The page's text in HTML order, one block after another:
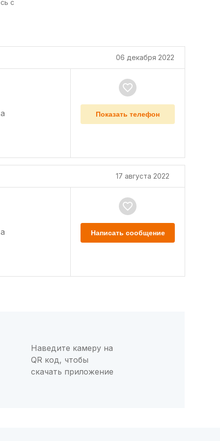
с
06 декабря 2022
Показать телефон
17 августа 2022
Написать сообщение
Наведите камеру на
QR код, чтобы
скачать приложение